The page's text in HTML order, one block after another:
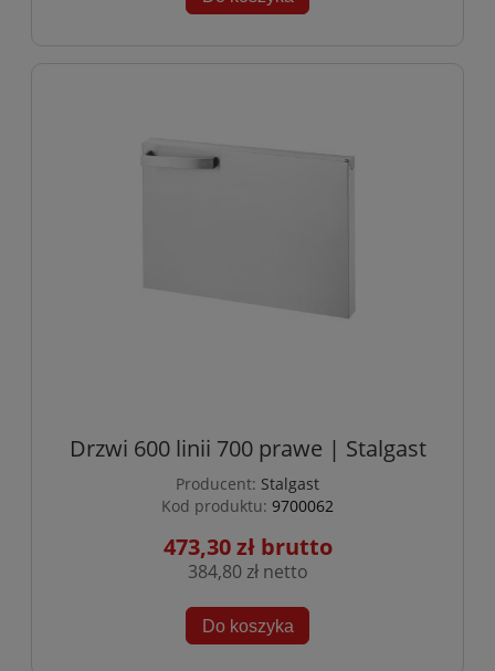
Drzwi 600 linii 700 prawe | Stalgast
Producent: Stalgast
Kod produktu: 9700062
473,30 zł
384,80 zł
Do koszyka